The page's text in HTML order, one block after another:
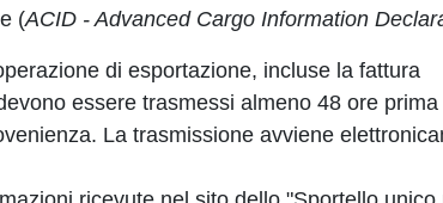
(ACID - Advanced Cargo Information
di esportazione, incluse la fattura
essere trasmessi almeno 48 ore
La trasmissione avviene